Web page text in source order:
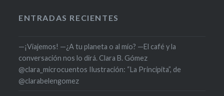
ENTRADAS RECIENTES
—¡Viajemos! —¿A tu planeta o al mío? —El café y la
conversación nos lo dirá. Clara B. Gómez
@clara_microcuentos Ilustración: “La Principita”, de
@clarabelengomez